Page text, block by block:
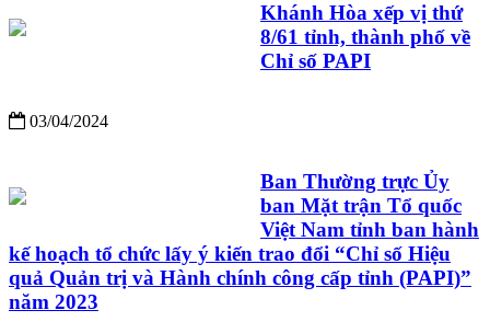
Khánh Hòa xếp vị thứ
8/61 tỉnh, thành phố về
Chỉ số PAPI
03/04/2024
Ban Thường trực Ủy
ban Mặt trận Tổ quốc
Việt Nam tỉnh ban hành
kế hoạch tổ chức lấy ý kiến trao đổi “Chỉ số Hiệu
quả Quản trị và Hành chính công cấp tỉnh (PAPI)”
năm 2023